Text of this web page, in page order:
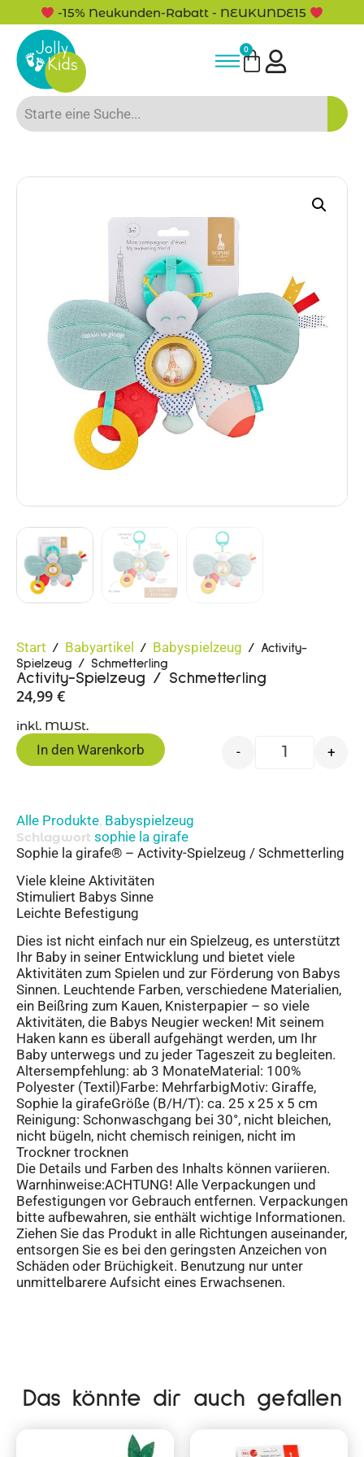
-15% Neukunden-Rabatt - NEUKUNDE15
0
Start / Babyartikel / Babyspielzeug / Activity-
Spielzeug / Schmetterling
Activity-Spielzeug / Schmetterling
24,99 €
inkl. MWSt.
- +
In den Warenkorb
Alle Produkte, Babyspielzeug
Schlagwort sophie la girafe
Sophie la girafe® – Activity-Spielzeug / Schmetterling
Viele kleine Aktivitäten
Stimuliert Babys Sinne
Leichte Befestigung
Dies ist nicht einfach nur ein Spielzeug, es unterstützt
Ihr Baby in seiner Entwicklung und bietet viele
Aktivitäten zum Spielen und zur Förderung von Babys
Sinnen. Leuchtende Farben, verschiedene Materialien,
ein Beißring zum Kauen, Knisterpapier – so viele
Aktivitäten, die Babys Neugier wecken! Mit seinem
Haken kann es überall aufgehängt werden, um Ihr
Baby unterwegs und zu jeder Tageszeit zu begleiten.
Altersempfehlung: ab 3 MonateMaterial: 100%
Polyester (Textil)Farbe: MehrfarbigMotiv: Giraffe,
Sophie la girafeGröße (B/H/T): ca. 25 x 25 x 5 cm
Reinigung: Schonwaschgang bei 30°, nicht bleichen,
nicht bügeln, nicht chemisch reinigen, nicht im
Trockner trocknen
Die Details und Farben des Inhalts können variieren.
Warnhinweise:ACHTUNG! Alle Verpackungen und
Befestigungen vor Gebrauch entfernen. Verpackungen
bitte aufbewahren, sie enthält wichtige Informationen.
Ziehen Sie das Produkt in alle Richtungen auseinander,
entsorgen Sie es bei den geringsten Anzeichen von
Schäden oder Brüchigkeit. Benutzung nur unter
unmittelbarere Aufsicht eines Erwachsenen.
Das könnte dir auch gefallen